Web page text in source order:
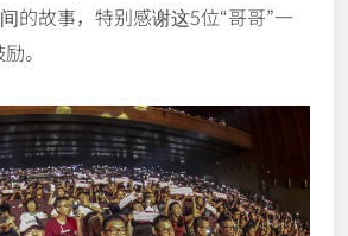
的故事，特别感谢这5位“哥哥”一
。